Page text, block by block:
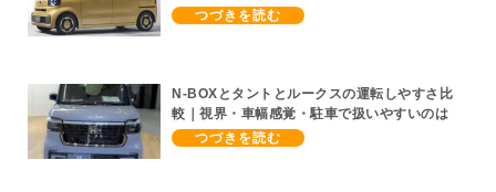
表、消費税込み車両本体価格1,739,100～
N-BOXとタントとルークスの運転しやすさ比
較｜視界・車幅感覚・駐車で扱いやすいのは
どれか